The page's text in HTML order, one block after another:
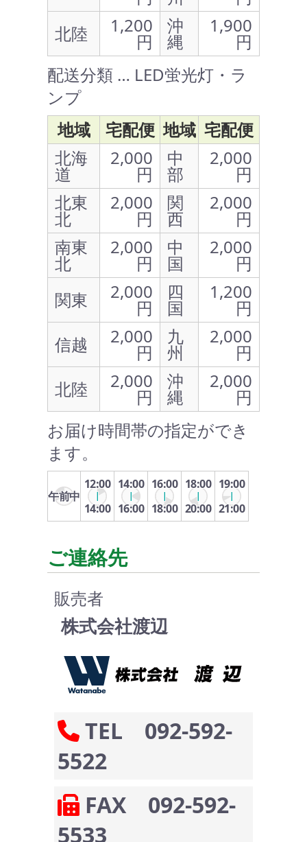
北陸
1,200
円
沖
縄
1,900
円
配送分類 … LED蛍光灯・ラ
ンプ
地域
宅配便 地域 宅配便
北海
道
2,000
円
中
部
2,000
円
北東
北
2,000
円
関
西
2,000
円
南東
北
2,000
円
中
国
2,000
円
関東
2,000
円
四
国
1,200
円
信越
2,000
円
九
州
2,000
円
北陸
2,000
円
沖
縄
2,000
円
お届け時間帯の指定ができ
ます。
午前中
12:00
14:00
14:00
16:00
16:00
18:00
18:00
20:00
19:00
21:00
ご連絡先
販売者
株式会社渡辺
TEL 092-592-
5522
FAX 092-592-
5533